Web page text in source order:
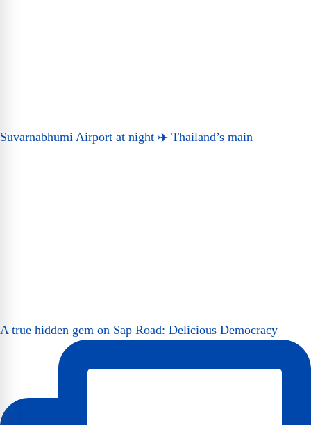
Suvarnabhumi Airport at night ✈️ Thailand’s main
A true hidden gem on Sap Road: Delicious Democracy